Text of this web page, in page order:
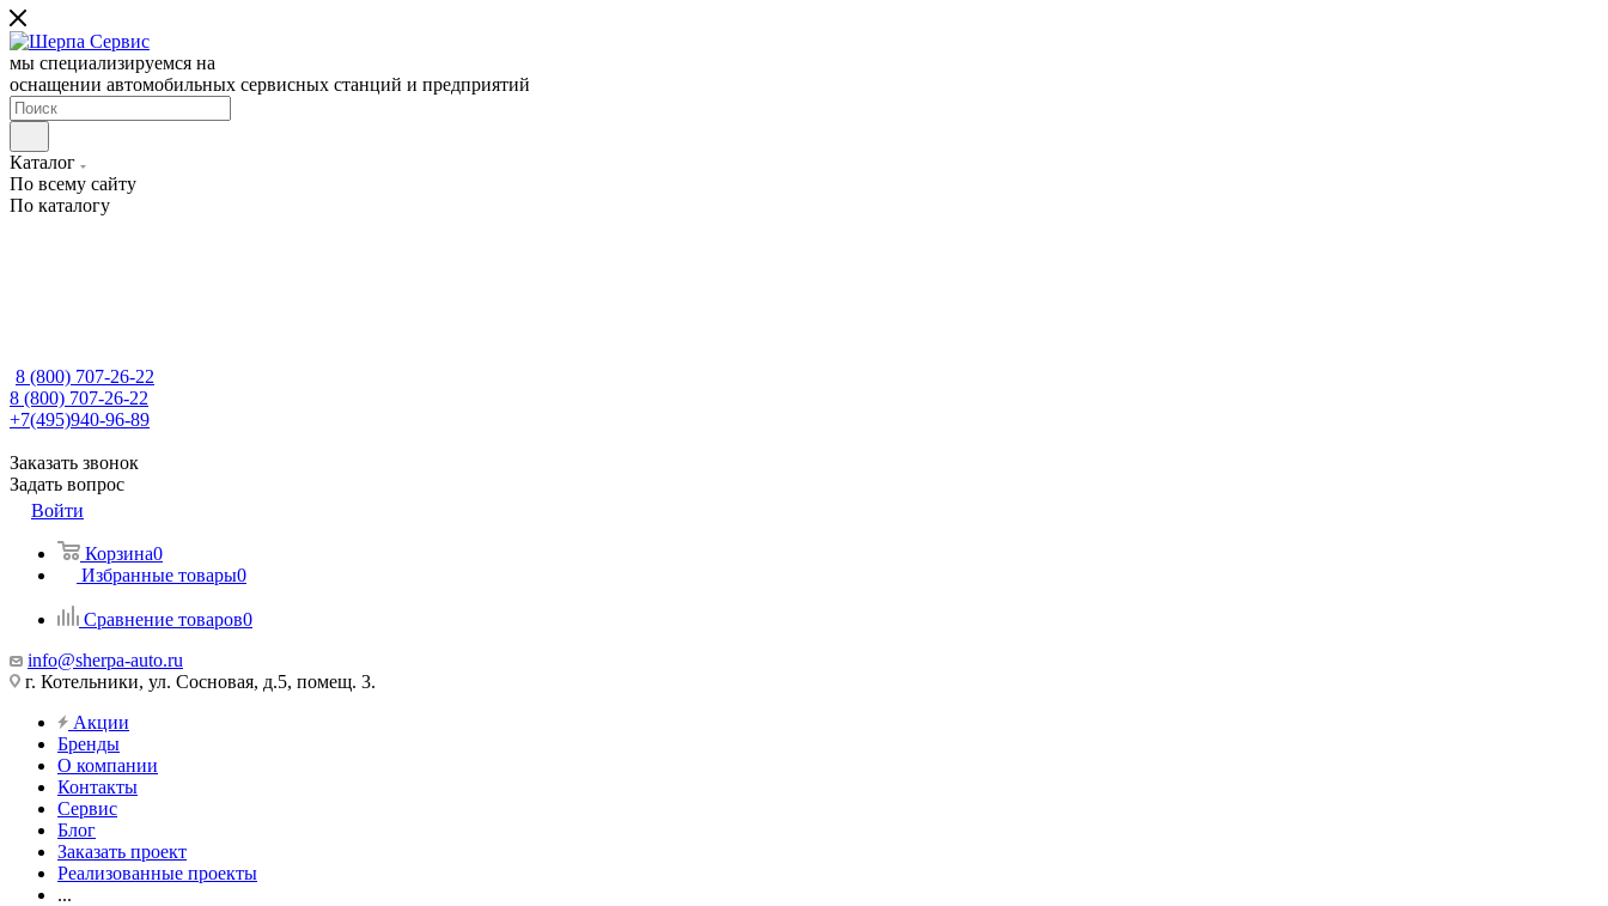
мы специализируемся на
оснащении автомобильных сервисных станций и предприятий
Каталог
По всему сайту
По каталогу
8 (800) 707-26-22
8 (800) 707-26-22
+7(495)940-96-89
Заказать звонок
Задать вопрос
Войти
Корзина0
Избранные товары0
Сравнение товаров0
info@sherpa-auto.ru
г. Котельники, ул. Сосновая, д.5, помещ. 3.
Акции
Бренды
О компании
Контакты
Сервис
Блог
Заказать проект
Реализованные проекты
...